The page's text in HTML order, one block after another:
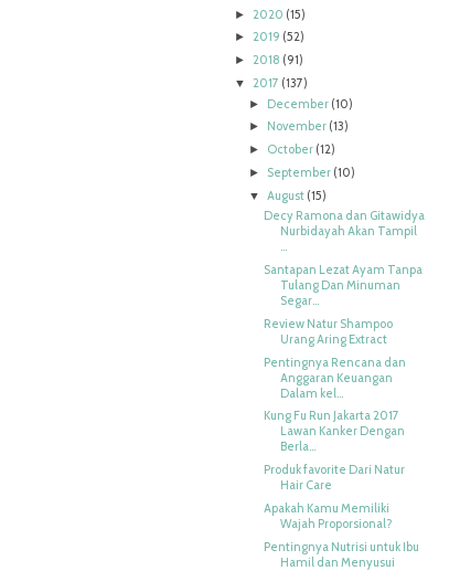
► 2020 (15)
► 2019 (52)
► 2018 (91)
▼ 2017 (137)
► December (10)
► November (13)
► October (12)
► September (10)
▼ August (15)
Decy Ramona dan Gitawidya
Nurbidayah Akan Tampil
...
Santapan Lezat Ayam Tanpa
Tulang Dan Minuman
Segar...
Review Natur Shampoo
Urang Aring Extract
Pentingnya Rencana dan
Anggaran Keuangan
Dalam kel...
Kung Fu Run Jakarta 2017
Lawan Kanker Dengan
Berla...
Produk favorite Dari Natur
Hair Care
Apakah Kamu Memiliki
Wajah Proporsional?
Pentingnya Nutrisi untuk Ibu
Hamil dan Menyusui